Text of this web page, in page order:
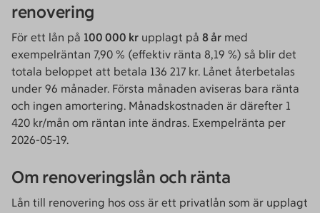
renovering
För ett lån på 100 000 kr upplagt på 8 år med
exempelräntan 7,90 % (effektiv ränta 8,19 %) så blir det
totala beloppet att betala 136 217 kr. Lånet återbetalas
under 96 månader. Första månaden aviseras bara ränta
och ingen amortering. Månadskostnaden är därefter 1
420 kr/mån om räntan inte ändras. Exempelränta per
2026-05-19.
Om renoveringslån och ränta
Lån till renovering hos oss är ett privatlån som är upplagt